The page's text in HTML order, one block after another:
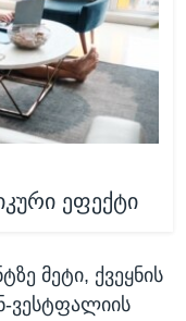
ეფექტი
მეტი, ქვეყნის
ვესტფალიის